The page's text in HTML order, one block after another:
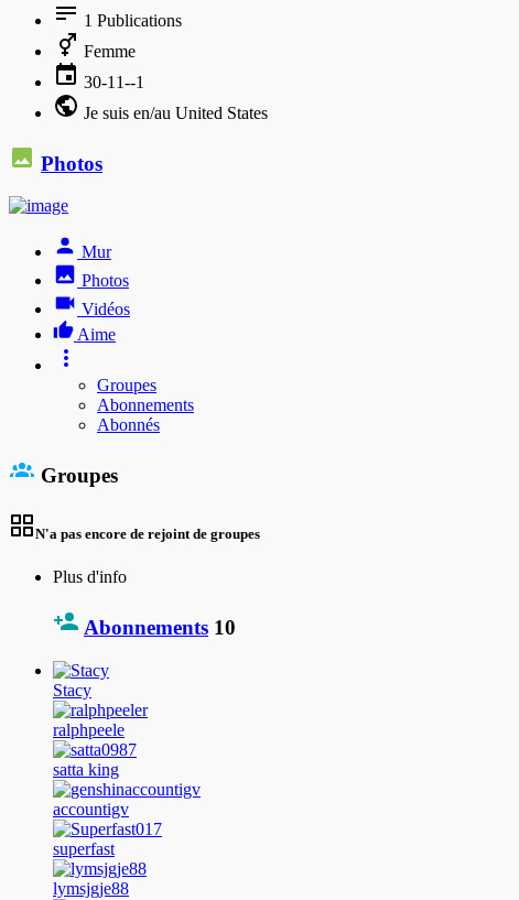
1 Publications
Femme
30-11--1
Je suis en/au United States
Photos
Mur
Photos
Vidéos
Aime
Groupes
Abonnements
Abonnés
Groupes
N'a pas encore de rejoint de groupes
Plus d'info
Abonnements 10
Stacy
ralphpeele
satta king
accountigv
superfast
lymsjgje88